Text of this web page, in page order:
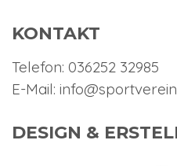
KONTAKT
Telefon: 036252 32985
E-Mail:
DESIGN &